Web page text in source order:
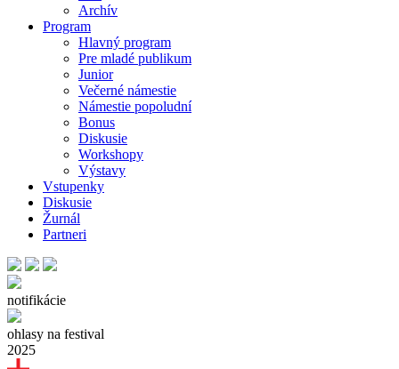
Archív
Program
Hlavný program
Pre mladé publikum
Junior
Večerné námestie
Námestie popoludní
Bonus
Diskusie
Workshopy
Výstavy
Vstupenky
Diskusie
Žurnál
Partneri
notifikácie
ohlasy na festival
2025